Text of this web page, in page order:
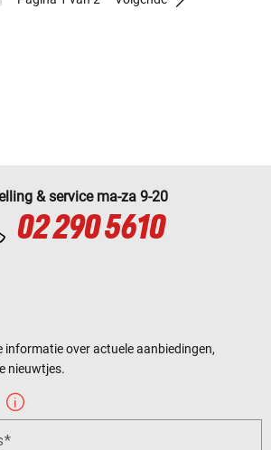
& service ma-za 9-20
02 290 5610
informatie over actuele aanbiedingen,
nieuwtjes.